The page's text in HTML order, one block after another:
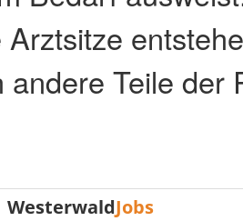
Arztsitze
andere Teile der
WesterwaldJobs